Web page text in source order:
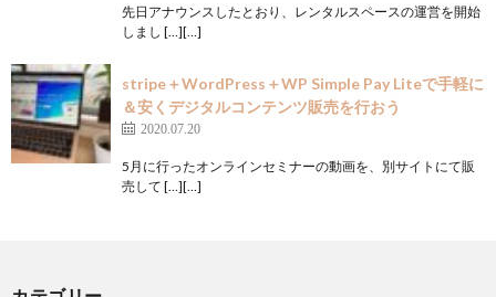
先日アナウンスしたとおり、レンタルスペースの運営を開始
しまし […][…]
stripe＋WordPress＋WP Simple Pay Liteで手軽に
＆安くデジタルコンテンツ販売を行おう
2020.07.20
5月に行ったオンラインセミナーの動画を、別サイトにて販
売して […][…]